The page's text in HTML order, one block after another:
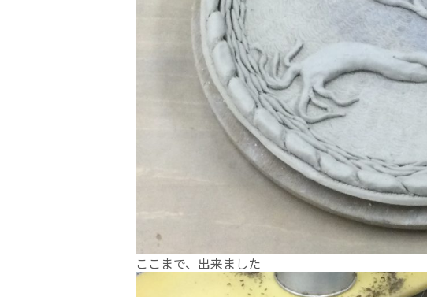
ここまで、出来ました